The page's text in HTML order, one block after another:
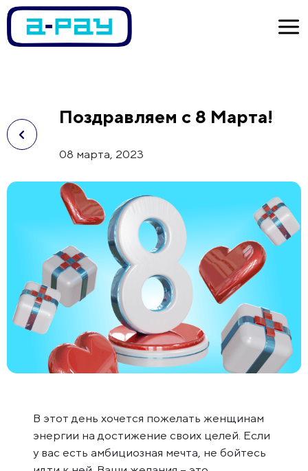
Поздравляем с 8 Марта!
08 марта, 2023
В этот день хочется пожелать женщинам
энергии на достижение своих целей. Если
у вас есть амбициозная мечта, не бойтесь